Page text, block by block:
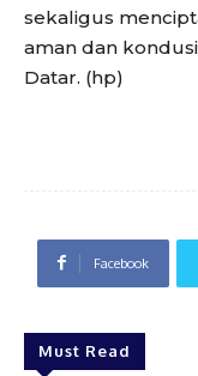
sekaligus
aman dan
Datar. (hp)
Facebook
Must Read